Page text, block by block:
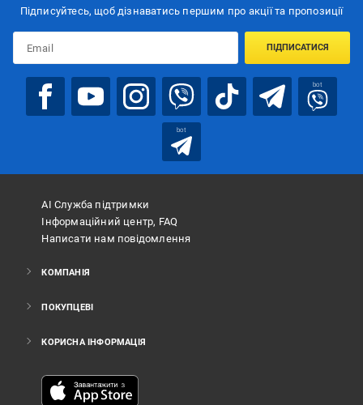
Підписуйтесь, щоб дізнаватись першим про акції та пропозиції
ПІДПИСАТИСЯ
bot
bot
АІ Служба підтримки
Інформаційний центр, FAQ
Написати нам повідомлення
КОМПАНІЯ
ПОКУПЦЕВІ
КОРИСНА ІНФОРМАЦІЯ